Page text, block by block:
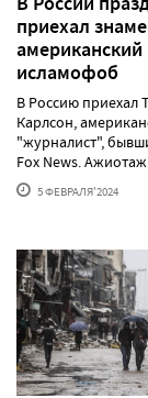
приехал
американский
исламофоб
В Россию приехал
Карлсон,
"журналист",
Fox News. Ажиотаж
5 ФЕВРАЛЯ'2024